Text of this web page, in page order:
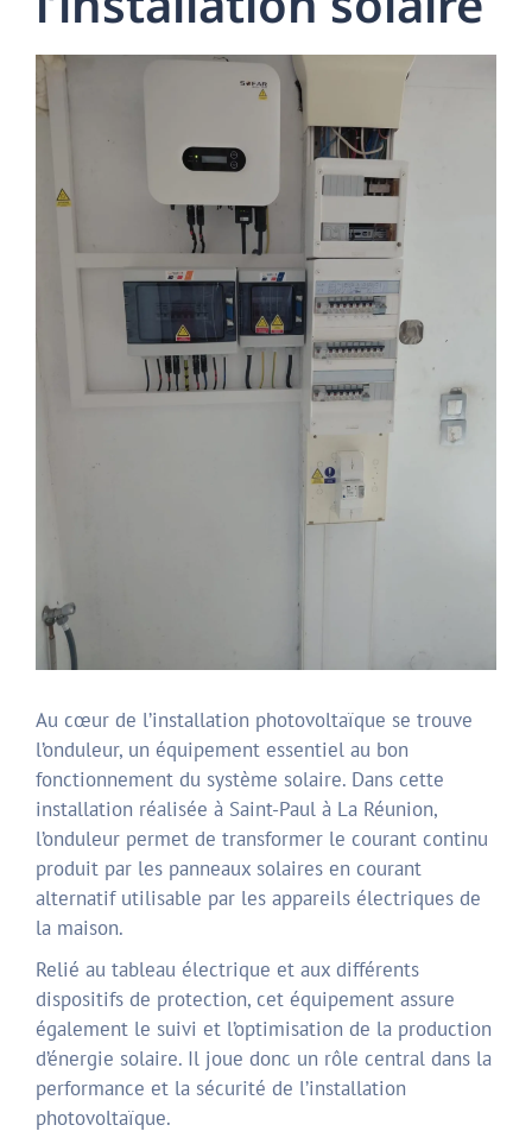
Au cœur de l’installation photovoltaïque se trouve
l’onduleur, un équipement essentiel au bon
fonctionnement du système solaire. Dans cette
installation réalisée à Saint-Paul à La Réunion,
l’onduleur permet de transformer le courant continu
produit par les panneaux solaires en courant
alternatif utilisable par les appareils électriques de
la maison.
Relié au tableau électrique et aux différents
dispositifs de protection, cet équipement assure
également le suivi et l’optimisation de la production
d’énergie solaire. Il joue donc un rôle central dans la
performance et la sécurité de l’installation
photovoltaïque.